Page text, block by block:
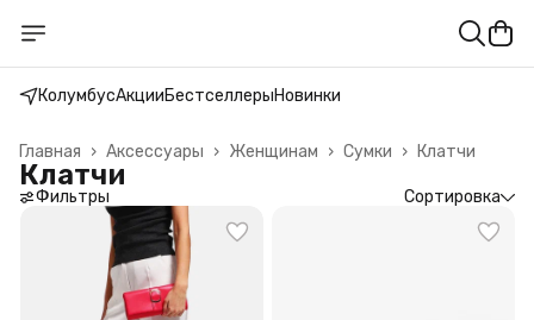
КолумбусАкцииБестселлерыНовинки
Клатчи
Сумки ›
Женщинам ›
Аксессуары ›
Главная ›
Клатчи
Фильтры Сортировка